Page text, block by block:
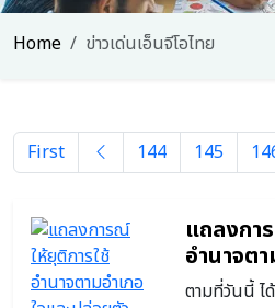
Home ข่าวเด่นเอ็นจีโอไทย
First 144 145
แถลงกา
อำนาจต
ตัวนักศึก
ตามที่วันนี้